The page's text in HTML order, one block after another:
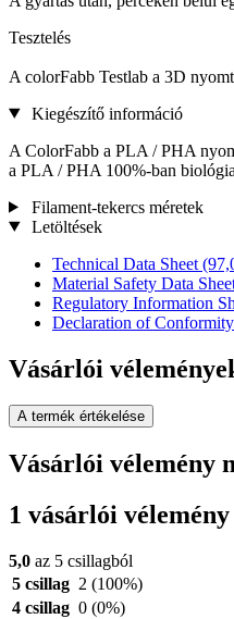
Tesztelés
A colorFabb Testlab a 3D
Kiegészítő információ
A ColorFabb a PLA / PHA
a PLA / PHA 100%-ban
Filament-tekercs méretek
Letöltések
Technical Data Sheet
Material Safety Data
Regulatory Information
Declaration of
Vásárlói
A termék értékelése
Vásárlói vélemény
1 vásárlói
5,0 az 5 csillagból
5 csillag 2 (100%)
4 csillag 0 (0%)